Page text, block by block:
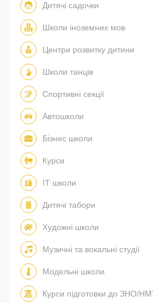
Дитячі садочки
Школи іноземних мов
Центри розвитку дитини
Школи танців
Спортивні секції
Автошколи
Бізнес школи
Курси
IT школи
Дитячі табори
Художні школи
Музичні та вокальні студії
Модельні школи
Курси підготовки до ЗНО/